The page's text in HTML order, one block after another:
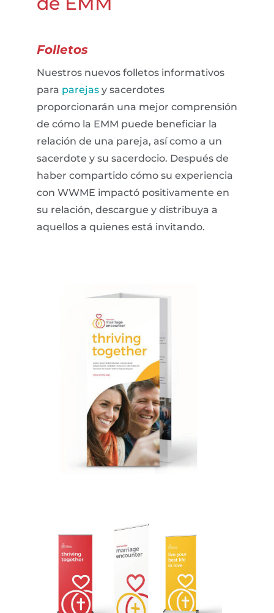
Folletos
Nuestros nuevos folletos informativos
para parejas y sacerdotes
proporcionarán una mejor comprensión
de cómo la EMM puede beneficiar la
relación de una pareja, así como a un
sacerdote y su sacerdocio. Después de
haber compartido cómo su experiencia
con WWME impactó positivamente en
su relación, descargue y distribuya a
aquellos a quienes está invitando.